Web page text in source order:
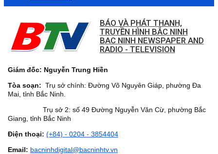
BÁO VÀ PHÁT THANH,
TRUYỀN HÌNH BẮC NINH
BAC NINH NEWSPAPER AND
RADIO - TELEVISION
Giám đốc: Nguyễn Trung Hiền
Tòa soạn: Trụ sở chính: Đường Võ Nguyên Giáp, phường Đa
Mai, tỉnh Bắc Ninh.
Trụ sở 2: số 49 Đường Nguyễn Văn Cừ, phường Bắc
Giang, tỉnh Bắc Ninh
Điện thoại: (+84) - 0204 - 3854404
Email: bacninhdigital@bacninhtv.vn